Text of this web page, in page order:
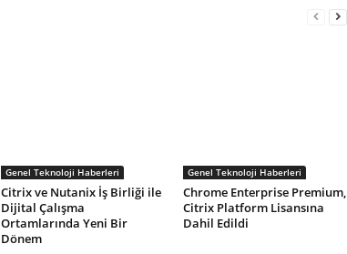
Genel Teknoloji Haberleri
Citrix ve Nutanix İş Birliği ile
Dijital Çalışma
Ortamlarında Yeni Bir
Dönem
Genel Teknoloji Haberleri
Chrome Enterprise Premium,
Citrix Platform Lisansına
Dahil Edildi